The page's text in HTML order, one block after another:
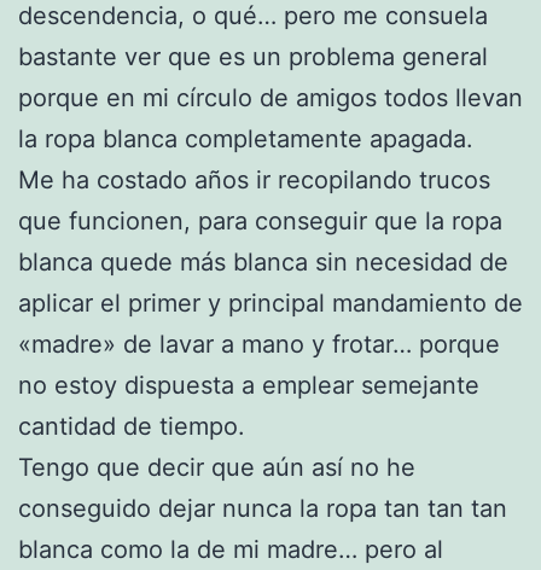
descendencia, o qué… pero me consuela
bastante ver que es un problema general
porque en mi círculo de amigos todos llevan
la ropa blanca completamente apagada.
Me ha costado años ir recopilando trucos
que funcionen, para conseguir que la ropa
blanca quede más blanca sin necesidad de
aplicar el primer y principal mandamiento de
«madre» de lavar a mano y frotar… porque
no estoy dispuesta a emplear semejante
cantidad de tiempo.
Tengo que decir que aún así no he
conseguido dejar nunca la ropa tan tan tan
blanca como la de mi madre… pero al